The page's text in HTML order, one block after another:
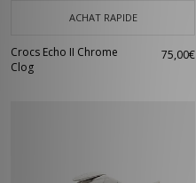
ACHAT RAPIDE
Crocs Echo II Chrome
Clog
75,00€